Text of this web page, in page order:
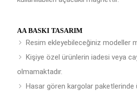
AA BASKI TASARIM
Resim ekleyebileceğiniz modeller
Kişiye özel ürünlerin iadesi veya
olmamaktadır.
Hasar gören kargolar paketlerinde